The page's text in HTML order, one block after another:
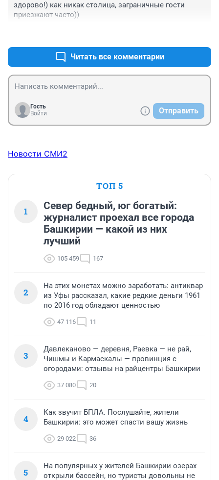
здорово!) как никак столица, заграничные гости
приезжают часто))
Читать все комментарии
Гость
Войти
Отправить
Новости СМИ2
ТОП 5
1
Север бедный, юг богатый:
журналист проехал все города
Башкирии — какой из них
лучший
105 459 167
2
На этих монетах можно заработать: антиквар
из Уфы рассказал, какие редкие деньги 1961
по 2016 год обладают ценностью
47 116 11
3
Давлеканово — деревня, Раевка — не рай,
Чишмы и Кармаскалы — провинция с
огородами: отзывы на райцентры Башкирии
37 080 20
4
Как звучит БПЛА. Послушайте, жители
Башкирии: это может спасти вашу жизнь
29 022 36
5
На популярных у жителей Башкирии озерах
открыли бассейн, но туристы довольны не